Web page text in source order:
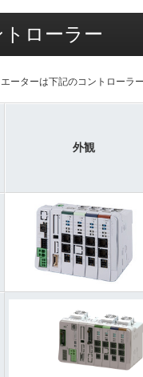
ローラー
ーターは下記のコントローラ
外観